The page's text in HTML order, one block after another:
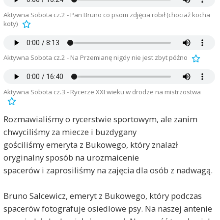
Aktywna Sobota cz.2 - Pan Bruno co psom zdjęcia robił (chociaż kocha
koty)
Aktywna Sobota cz.2 - Na Przemianę nigdy nie jest zbyt późno
Aktywna Sobota cz.3 - Rycerze XXI wieku w drodze na mistrzostwa
Rozmawialiśmy o rycerstwie sportowym, ale zanim
chwyciliśmy za miecze i buzdygany
gościliśmy emeryta z Bukowego, który znalazł
oryginalny sposób na urozmaicenie
spacerów i zaprosiliśmy na zajęcia dla osób z nadwagą.
Bruno Salcewicz, emeryt z Bukowego, który podczas
spacerów fotografuje osiedlowe psy. Na naszej antenie